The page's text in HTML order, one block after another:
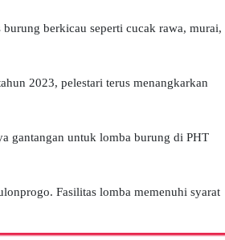
berkicau seperti cucak rawa, murai,
2023, pelestari terus menangkarkan
gantangan untuk lomba burung di PHT
Fasilitas lomba memenuhi syarat